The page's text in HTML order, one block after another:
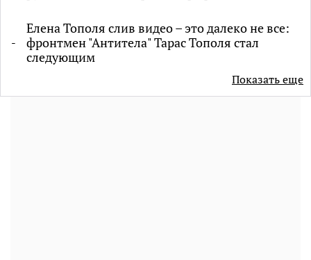
Елена Тополя слив видео – это далеко не все:
фронтмен "Антитела" Тарас Тополя стал
следующим
Показать еще